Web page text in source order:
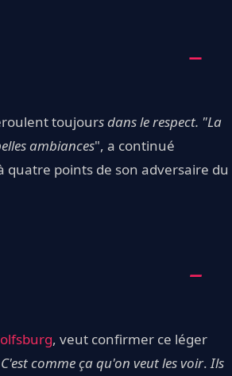
toujours dans le respect. "La
ambiances", a continué
quatre points de son adversaire du
, veut confirmer ce léger
comme ça qu'on veut les voir.Ils